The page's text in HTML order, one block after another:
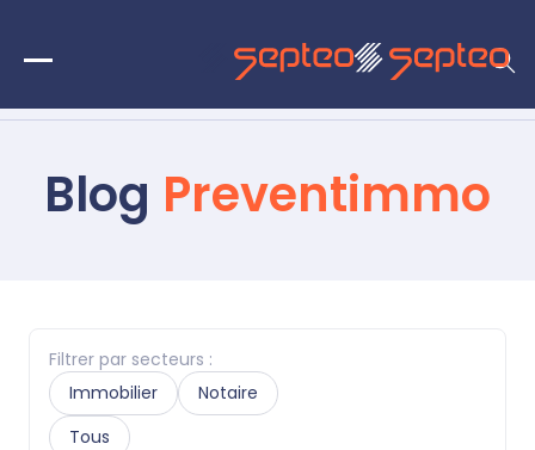
Blog Preventimmo
Filtrer par secteurs :
Immobilier
Notaire
Tous